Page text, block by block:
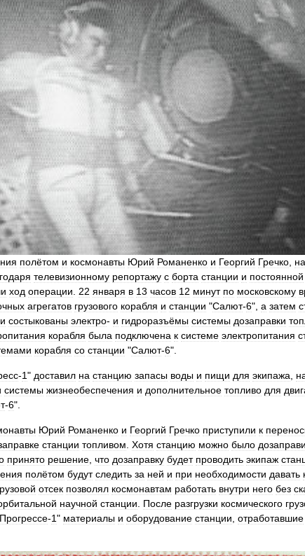
полётом и космонавты Юрий Романенко и Георгий Гречко
телевизионному репортажу с борта станции и постоянной
ход операции 22 января в 13 часов 12 минут по московскому
агрегатов грузового корабля и станции "Салют-6", а затем
состыкованы электро- и гидроразъёмы системы дозаправки
корабля была подключена к системе электропитания
корабля со станции "Салют-6".
-1" доставил на станцию запасы воды и пищи для экипажа
системы жизнеобеспечения и дополнительное топливо для
-6".
Юрий Романенко и Георгий Гречко приступили к
станции топливом Хотя станцию можно было
принято решение что дозаправку будет проводить экипаж
полётом будут следить за ней и при необходимости давать
отсек позволял космонавтам работать внутри него без
научной станции После разгрузки космического
Прогрессе-1" материалы и оборудование станции отработавшие